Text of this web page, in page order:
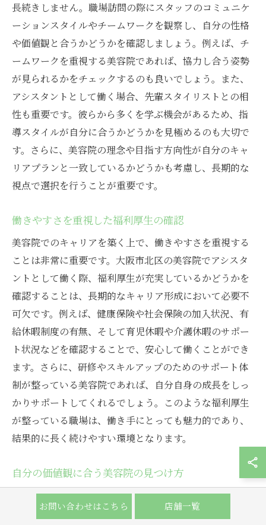
長続きしません。職場訪問の際にスタッフのコミュニケ
ーションスタイルやチームワークを観察し、自分の性格
や価値観と合うかどうかを確認しましょう。例えば、チ
ームワークを重視する美容院であれば、協力し合う姿勢
が見られるかをチェックするのも良いでしょう。また、
アシスタントとして働く場合、先輩スタイリストとの相
性も重要です。彼らから多くを学ぶ機会があるため、指
導スタイルが自分に合うかどうかを見極めるのも大切で
す。さらに、美容院の理念や目指す方向性が自分のキャ
リアプランと一致しているかどうかも考慮し、長期的な
視点で選択を行うことが重要です。
働きやすさを重視した福利厚生の確認
美容院でのキャリアを築く上で、働きやすさを重視する
ことは非常に重要です。大阪市北区の美容院でアシスタ
ントとして働く際、福利厚生が充実しているかどうかを
確認することは、長期的なキャリア形成において必要不
可欠です。例えば、健康保険や社会保険の加入状況、有
給休暇制度の有無、そして育児休暇や介護休暇のサポー
ト状況などを確認することで、安心して働くことができ
ます。さらに、研修やスキルアップのためのサポート体
制が整っている美容院であれば、自分自身の成長をしっ
かりサポートしてくれるでしょう。このような福利厚生
が整っている職場は、働き手にとっても魅力的であり、
結果的に長く続けやすい環境となります。
自分の価値観に合う美容院の見つけ方
自分の価値観に合う美容院を見つけることは、美容院業
界での成功への第一歩です。大阪市北区でアシスタント
お問い合わせはこちら 店舗一覧